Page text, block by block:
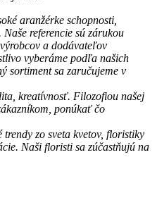
aranžérke schopnosti,
referencie sú zárukou
a dodávateľov
vyberáme podľa našich
sortiment sa zaručujeme v
kreatívnosť. Filozofiou našej
ponúkať čo
trendy zo sveta kvetov, floristiky
Naši floristi sa zúčastňujú na